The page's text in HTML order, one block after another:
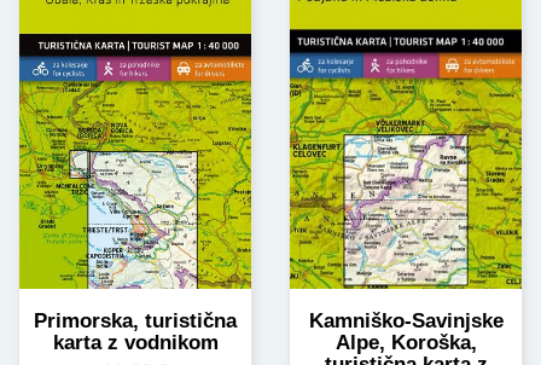
Primorska, turistična
karta z vodnikom
Kamniško-Savinjske
Alpe, Koroška,